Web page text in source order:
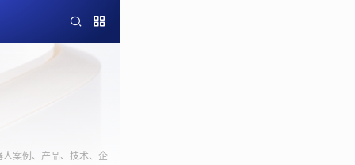
案例、产品、技术、企